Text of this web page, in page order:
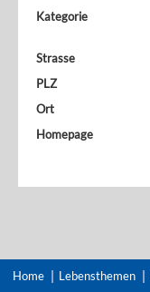
Kategorie
Strasse
PLZ
Ort
Homepage
Home Lebensthemen